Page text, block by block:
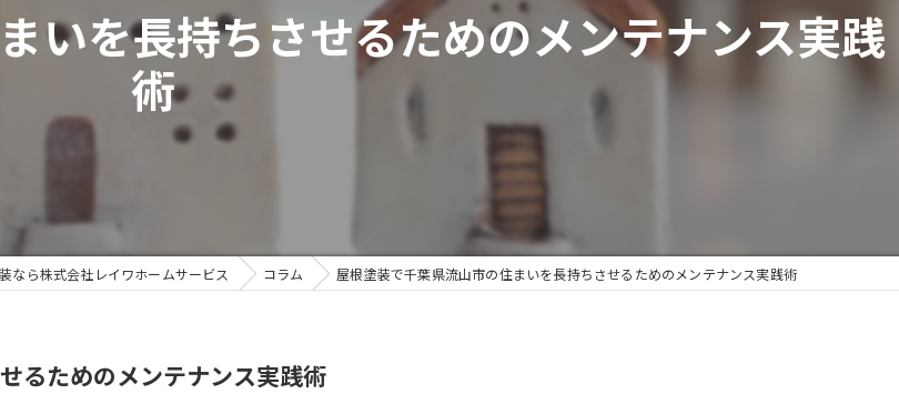
いを長持ちさせるためのメンテナンス実践
術
なら株式会社レイワホームサービス コラム 屋根塗装で千葉県流山市の住まいを長持ちさせるためのメンテナンス実践術
るためのメンテナンス実践術